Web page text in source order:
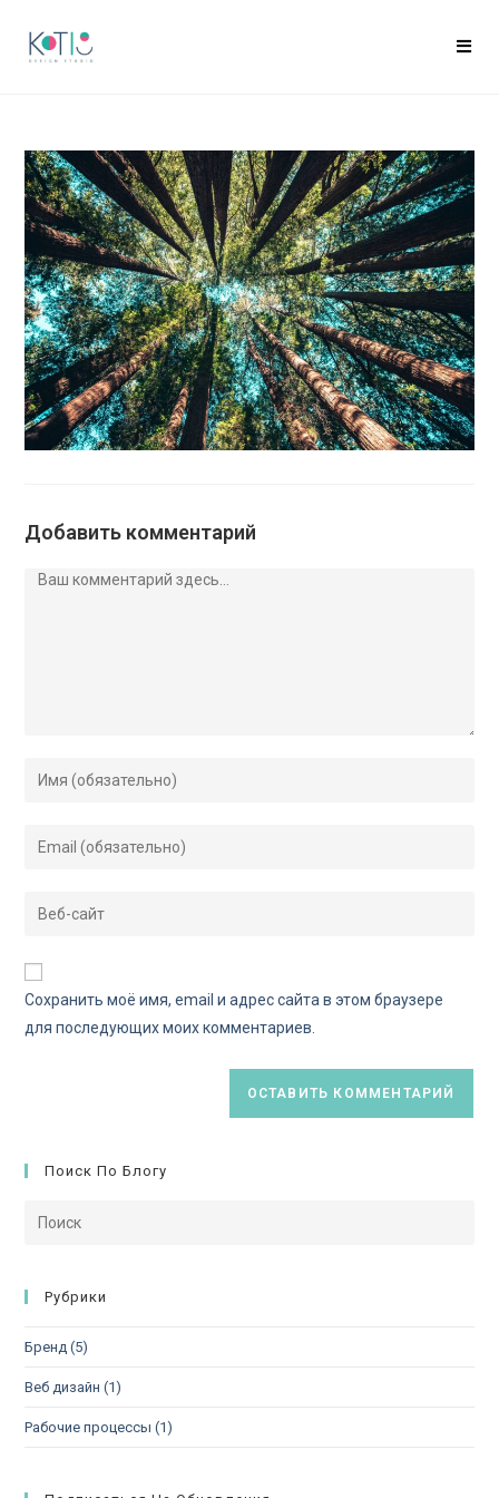
Добавить комментарий
Сохранить моё имя, email и адрес сайта в этом браузере
для последующих моих комментариев.
Поиск По Блогу
Рубрики
Бренд (5)
Веб дизайн (1)
Рабочие процессы (1)